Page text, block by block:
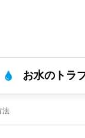
お水のトラ
法